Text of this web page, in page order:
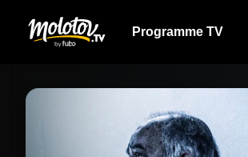
Programme TV